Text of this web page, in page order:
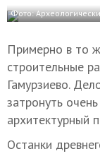
Фото:
Примерно в то
строительные
Гамурзиево.
затронуть
архитектурный
Останки